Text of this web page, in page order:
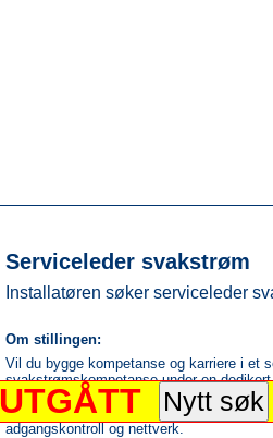
UTGÅTT
Serviceleder svakstrøm
Installatøren søker serviceleder
Om stillingen:
Vil du bygge kompetanse og karriere i et
svakstrømskompetanse under en
I den forbindelsen ser vi etter deg som vil
adgangskontroll og nettverk.